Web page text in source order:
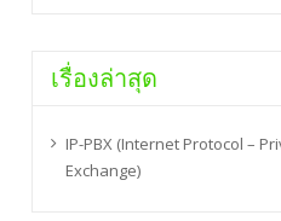
เรื่องล่าสุด
IP-PBX (Internet Protocol –
Exchange)